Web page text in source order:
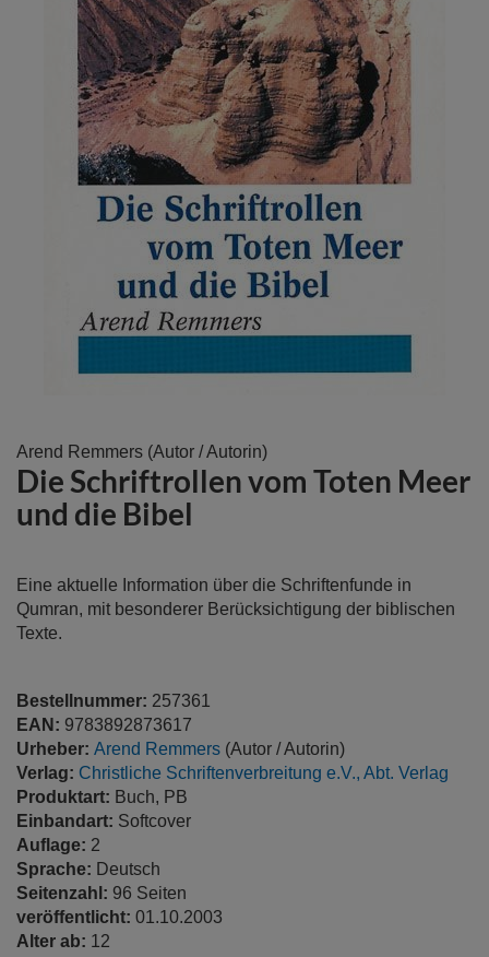
Arend Remmers (Autor / Autorin)
Die Schriftrollen vom Toten Meer
und die Bibel
Eine aktuelle Information über die Schriftenfunde in
Qumran, mit besonderer Berücksichtigung der biblischen
Texte.
Bestellnummer: 257361
EAN: 9783892873617
Urheber: Arend Remmers (Autor / Autorin)
Verlag: Christliche Schriftenverbreitung e.V., Abt. Verlag
Produktart: Buch, PB
Einbandart: Softcover
Auflage: 2
Sprache: Deutsch
Seitenzahl: 96 Seiten
veröffentlicht: 01.10.2003
Alter ab: 12
Zum
Anfang
der
Bildergalerie